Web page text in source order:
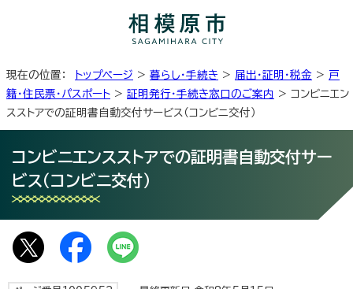
現在の位置： トップページ > 暮らし・手続き > 届出・証明・税金 > 戸
籍・住民票・パスポート > 証明発行・手続き窓口のご案内 > コンビニエン
スストアでの証明書自動交付サービス（コンビニ交付）
コンビニエンスストアでの証明書自動交付サー
ビス（コンビニ交付）